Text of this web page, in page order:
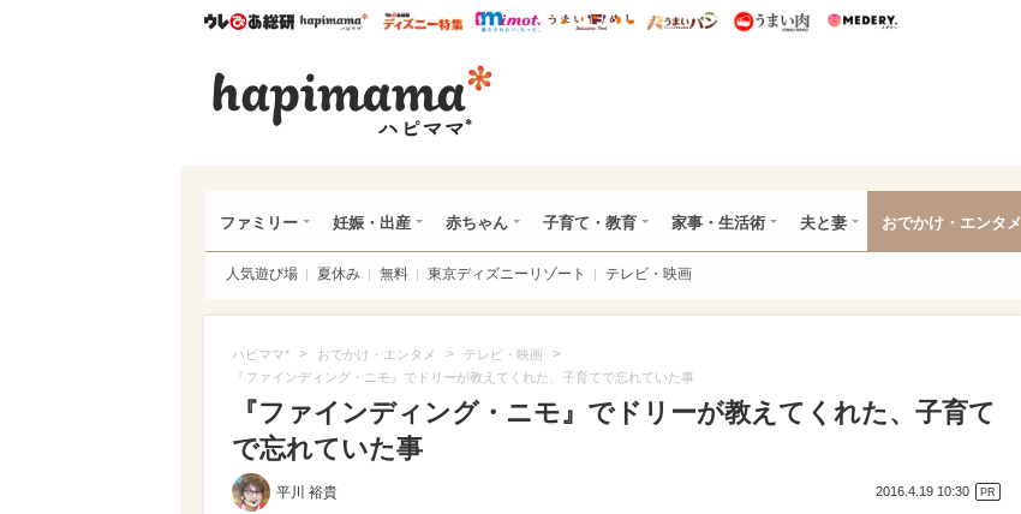
ウレぴあ総研ハピママ* ウレぴあ総研 ディズニー特集
mimot. うまいめし うまいパン うまい肉
ファミリー 妊娠・出産 赤ちゃん 子育て・教育 家事・生活術 夫と妻 おでかけ・エンタメ
人気遊び場 夏休み 無料 東京ディズニーリゾート テレビ・映画
ハピママ* > おでかけ・エンタメ > テレビ・映画 >
『ファインディング・ニモ』でドリーが教えてくれた、子育てで忘れていた事
『ファインディング・ニモ』でドリーが教えてくれた、子育て
で忘れていた事
平川 裕貴 2016.4.19 10:30 PR